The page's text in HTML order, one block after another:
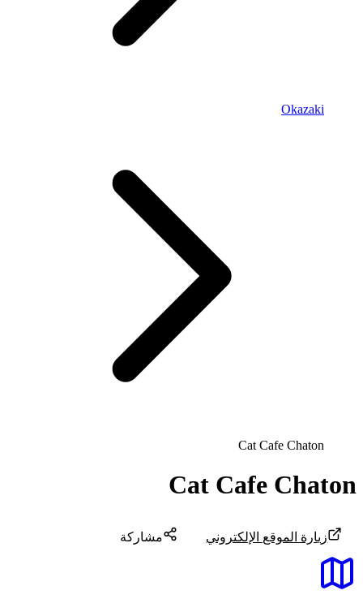
Okazaki
Cat Cafe Chaton
Cat Cafe Chaton
زيارة الموقع الإلكتروني مشاركة